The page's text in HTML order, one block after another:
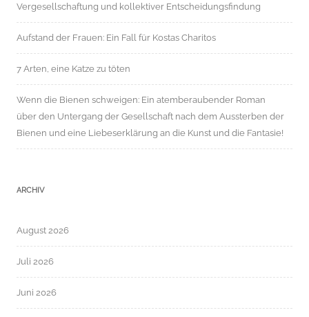
Vergesellschaftung und kollektiver Entscheidungsfindung
Aufstand der Frauen: Ein Fall für Kostas Charitos
7 Arten, eine Katze zu töten
Wenn die Bienen schweigen: Ein atemberaubender Roman
über den Untergang der Gesellschaft nach dem Aussterben der
Bienen und eine Liebeserklärung an die Kunst und die Fantasie!
ARCHIV
August 2026
Juli 2026
Juni 2026